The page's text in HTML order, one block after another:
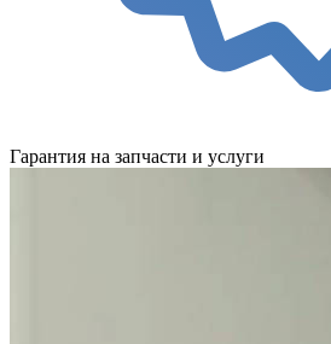
Гарантия на запчасти и услуги